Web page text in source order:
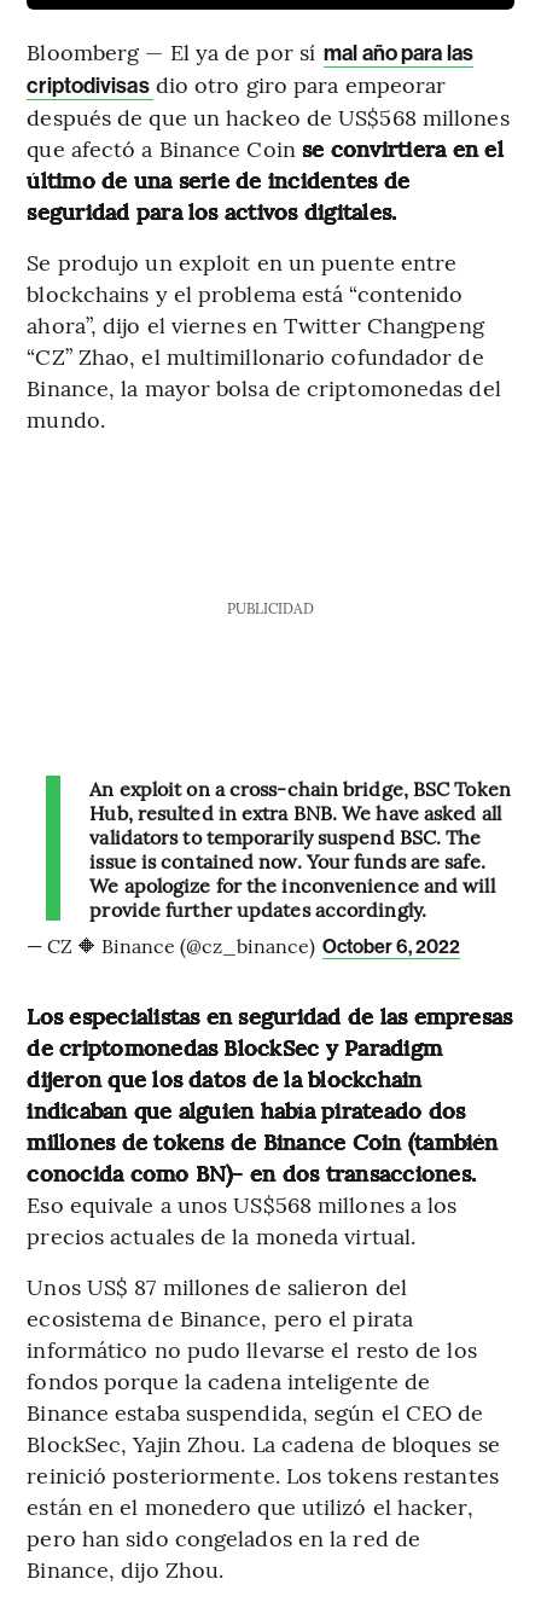
Bloomberg — El ya de por sí mal año para las
criptodivisas dio otro giro para empeorar
después de que un hackeo de US$568 millones
que afectó a Binance Coin se convirtiera en el
último de una serie de incidentes de
seguridad para los activos digitales.
Se produjo un exploit en un puente entre
blockchains y el problema está “contenido
ahora”, dijo el viernes en Twitter Changpeng
“CZ” Zhao, el multimillonario cofundador de
Binance, la mayor bolsa de criptomonedas del
mundo.
PUBLICIDAD
An exploit on a cross-chain bridge, BSC Token
Hub, resulted in extra BNB. We have asked all
validators to temporarily suspend BSC. The
issue is contained now. Your funds are safe.
We apologize for the inconvenience and will
provide further updates accordingly.
— CZ 🔶 Binance (@cz_binance) October 6, 2022
Los especialistas en seguridad de las empresas
de criptomonedas BlockSec y Paradigm
dijeron que los datos de la blockchain
indicaban que alguien había pirateado dos
millones de tokens de Binance Coin (también
conocida como BN)- en dos transacciones.
Eso equivale a unos US$568 millones a los
precios actuales de la moneda virtual.
Unos US$ 87 millones de salieron del
ecosistema de Binance, pero el pirata
informático no pudo llevarse el resto de los
fondos porque la cadena inteligente de
Binance estaba suspendida, según el CEO de
BlockSec, Yajin Zhou. La cadena de bloques se
reinició posteriormente. Los tokens restantes
están en el monedero que utilizó el hacker,
pero han sido congelados en la red de
Binance, dijo Zhou.